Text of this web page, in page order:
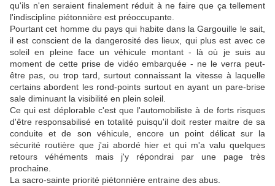
qu'ils n'en seraient finalement réduit à ne faire que ça tellement
l'indiscipline piétonnière est préoccupante.
Pourtant cet homme du pays qui habite dans la Gargouille le sait,
il est conscient de la dangerosité des lieux, qui plus est avec ce
soleil en pleine face un véhicule montant - là où je suis au
moment de cette prise de vidéo embarquée - ne le verra peut-
être pas, ou trop tard, surtout connaissant la vitesse à laquelle
certains abordent les rond-points surtout en ayant un pare-brise
sale diminuant la visibilité en plein soleil.
Ce qui est déplorable c'est que l'automobiliste à de forts risques
d'être responsabilisé en totalité puisqu'il doit rester maitre de sa
conduite et de son véhicule, encore un point délicat sur la
sécurité routière que j'ai abordé hier et qui m'a valu quelques
retours véhéments mais j'y répondrai par une page très
prochaine.
La sacro-sainte priorité piétonnière entraine des abus.